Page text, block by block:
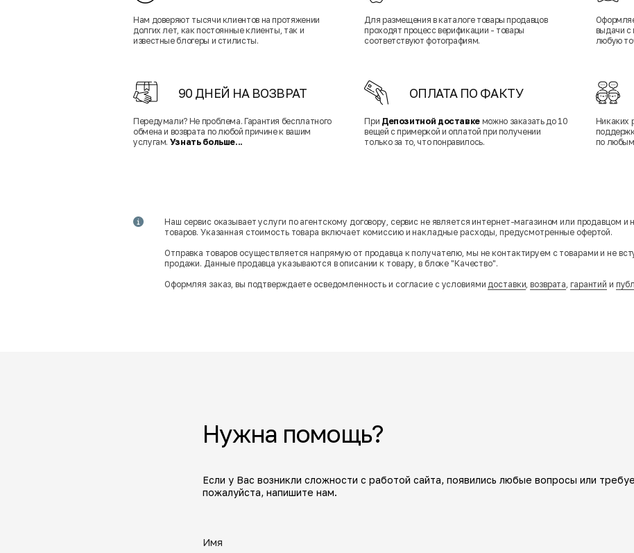
Нам доверяют тысячи клиентов на протяжении
долгих лет, как постоянные клиенты, так и
известные блогеры и стилисты.
Для размещения в каталоге товары продавцов
проходят процесс верификации - товары
соответствуют фотографиям.
выдачи с
любую
90 ДНЕЙ НА ВОЗВРАТ
Передумали? Не проблема. Гарантия бесплатного
обмена и возврата по любой причине к вашим
услугам. Узнать больше...
ОПЛАТА ПО ФАКТУ
При Депозитной доставке можно заказать до 10
вещей с примеркой и оплатой при получении
только за то, что понравилось.
Никаких
по
Наш сервис оказывает услуги по агентскому договору, сервис не является интернет-магазином или продавцом
товаров. Указанная стоимость товара включает комиссию и накладные расходы, предусмотренные офертой.
Отправка товаров осуществляется напрямую от продавца к получателю, мы не контактируем с товарами и не
продажи. Данные продавца указываются в описании к товару, в блоке "Качество".
Оформляя заказ, вы подтверждаете осведомленность и согласие с условиями доставки ,возврата гарантий и
Нужна помощь?
Если у Вас возникли сложности с работой сайта, появились любые вопросы или
пожалуйста, напишите нам.
Имя